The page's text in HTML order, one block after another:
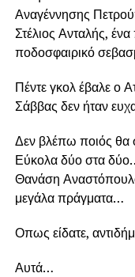
Αναγέννησης
Στέλιος Ανταλής,
ποδοσφαιρικό
Πέντε γκολ έβαλε ο
Σάββας δεν ήταν
Δεν βλέπω ποιός θα
Εύκολα δύο στα
Θανάση Αναστόπουλο
μεγάλα πράγματα…
Οπως είδατε,
Αυτά…